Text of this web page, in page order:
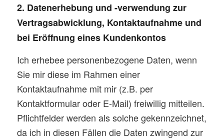
2. Datenerhebung und -verwendung zur
Vertragsabwicklung, Kontaktaufnahme und
bei Eröffnung eines Kundenkontos
Ich erhebee personenbezogene Daten, wenn
Sie mir diese im Rahmen einer
Kontaktaufnahme mit mir (z.B. per
Kontaktformular oder E-Mail) freiwillig mitteilen.
Pflichtfelder werden als solche gekennzeichnet,
da ich in diesen Fällen die Daten zwingend zur